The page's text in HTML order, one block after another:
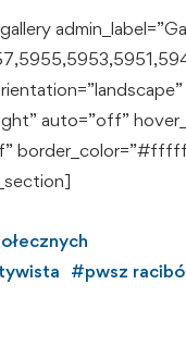
auto=”off”
#pwsz